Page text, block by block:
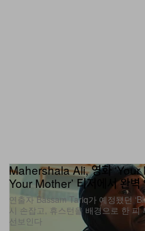
Mahershala Ali, 영화
Your Mother’ 티저에서 완벽
연출자 Bassam Tariq가 예정됐던
시 손잡고, 휴스턴을 배경으로 한 피
선보인다